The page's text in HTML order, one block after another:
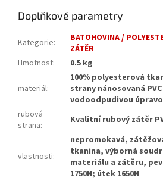
Doplňkové parametry
Kategorie:
BATOHOVINA /
ZÁTĚR
Hmotnost: 0.5 kg
materiál:
100% polyesterová
strany nánosovaná
vodoodpudivou
rubová
strana: Kvalitní rubový zátěr
vlastnosti:
nepromokavá,
tkanina, výborná
materiálu a zátěru,
1750N; útek 1650N